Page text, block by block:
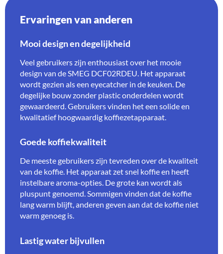
Ervaringen van anderen
Mooi design en degelijkheid
Veel gebruikers zijn enthousiast over het mooie
design van de SMEG DCF02RDEU. Het apparaat
wordt gezien als een eyecatcher in de keuken. De
degelijke bouw zonder plastic onderdelen wordt
gewaardeerd. Gebruikers vinden het een solide en
kwalitatief hoogwaardig koffiezetapparaat.
Goede koffiekwaliteit
De meeste gebruikers zijn tevreden over de kwaliteit
van de koffie. Het apparaat zet snel koffie en heeft
instelbare aroma-opties. De grote kan wordt als
pluspunt genoemd. Sommigen vinden dat de koffie
lang warm blijft, anderen geven aan dat de koffie niet
warm genoeg is.
Lastig water bijvullen